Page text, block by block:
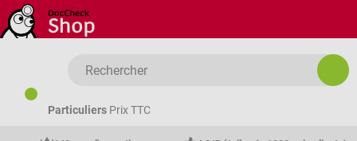
Passer au contenu principal
Particuliers Prix TTC